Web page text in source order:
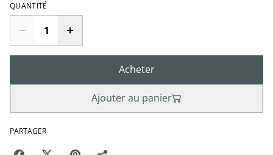
QUANTITÉ
Acheter
Ajouter au panier
PARTAGER